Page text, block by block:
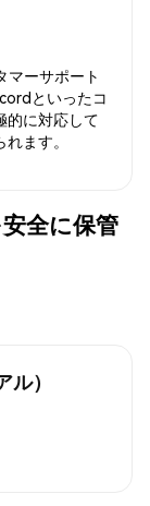
マーサポート
といったコ
的に対応して
ます。
全に保管
）